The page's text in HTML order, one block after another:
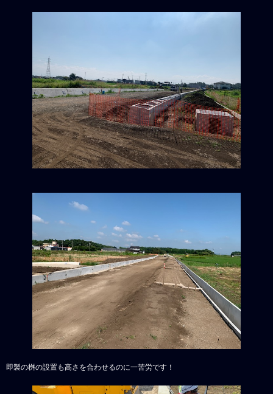
即製の桝の設置も高さを合わせるのに一苦労です！